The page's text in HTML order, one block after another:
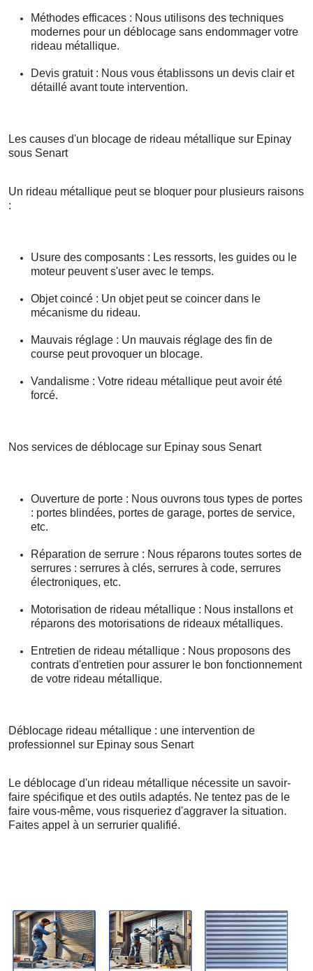
Méthodes efficaces : Nous utilisons des techniques
modernes pour un déblocage sans endommager votre
rideau métallique.
Devis gratuit : Nous vous établissons un devis clair et
détaillé avant toute intervention.
Les causes d'un blocage de rideau métallique sur Epinay
sous Senart
Un rideau métallique peut se bloquer pour plusieurs raisons
:
Usure des composants : Les ressorts, les guides ou le
moteur peuvent s'user avec le temps.
Objet coincé : Un objet peut se coincer dans le
mécanisme du rideau.
Mauvais réglage : Un mauvais réglage des fin de
course peut provoquer un blocage.
Vandalisme : Votre rideau métallique peut avoir été
forcé.
Nos services de déblocage sur Epinay sous Senart
Ouverture de porte : Nous ouvrons tous types de portes
: portes blindées, portes de garage, portes de service,
etc.
Réparation de serrure : Nous réparons toutes sortes de
serrures : serrures à clés, serrures à code, serrures
électroniques, etc.
Motorisation de rideau métallique : Nous installons et
réparons des motorisations de rideaux métalliques.
Entretien de rideau métallique : Nous proposons des
contrats d'entretien pour assurer le bon fonctionnement
de votre rideau métallique.
Déblocage rideau métallique : une intervention de
professionnel sur Epinay sous Senart
Le déblocage d'un rideau métallique nécessite un savoir-
faire spécifique et des outils adaptés. Ne tentez pas de le
faire vous-même, vous risqueriez d'aggraver la situation.
Faites appel à un serrurier qualifié.